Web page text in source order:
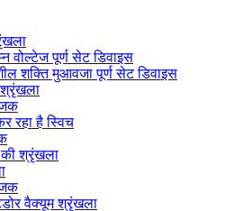
वोल्टेज पूर्ण सेट डिवाइस
शक्ति मुआवजा पूर्ण सेट डिवाइस
श्रृंखला
रहा है स्विच
श्रृंखला
वैक्यूम श्रृंखला